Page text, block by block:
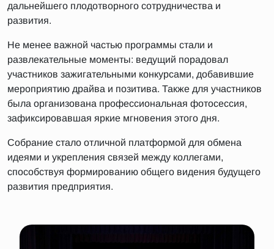
дальнейшего плодотворного сотрудничества и
развития.
Не менее важной частью программы стали и
развлекательные моменты: ведущий порадовал
участников зажигательными конкурсами, добавившие
мероприятию драйва и позитива. Также для участников
была организована профессиональная фотосессия,
зафиксировавшая яркие мгновения этого дня.
Собрание стало отличной платформой для обмена
идеями и укрепления связей между коллегами,
способствуя формированию общего видения будущего
развития предприятия.